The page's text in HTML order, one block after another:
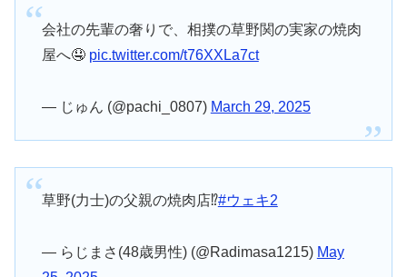
会社の先輩の奢りで、相撲の草野関の実家の焼肉
屋へ🤤 pic.twitter.com/t76XXLa7ct
— じゅん (@pachi_0807) March 29, 2025
草野(力士)の父親の焼肉店⁉#ウェキ2
— らじまさ(48歳男性) (@Radimasa1215) May